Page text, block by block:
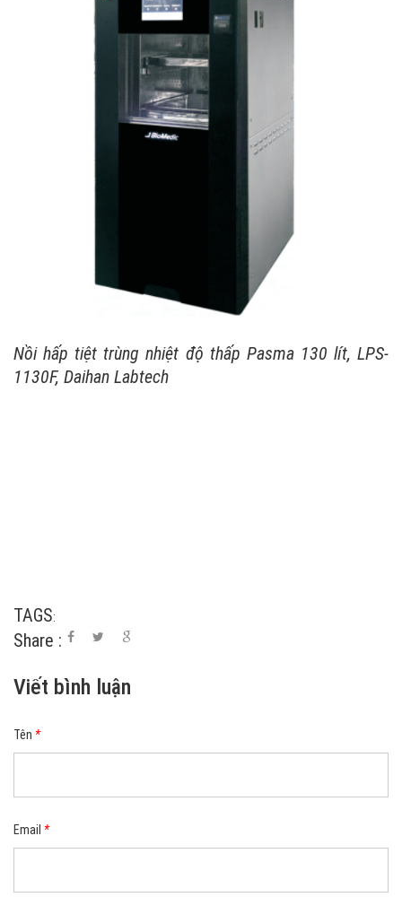
Nồi hấp tiệt trùng nhiệt độ thấp Pasma 130 lít, LPS-
1130F, Daihan Labtech
TAGS:
Share :
Viết bình luận
Tên *
Email *